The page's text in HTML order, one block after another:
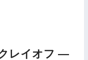
レイオフ —